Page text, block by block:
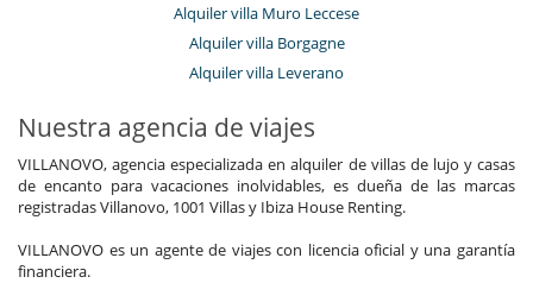
Alquiler villa Muro Leccese
Alquiler villa Borgagne
Alquiler villa Leverano
Nuestra agencia de viajes
VILLANOVO, agencia especializada en alquiler de villas de lujo y casas
de encanto para vacaciones inolvidables, es dueña de las marcas
registradas Villanovo, 1001 Villas y Ibiza House Renting.
VILLANOVO es un agente de viajes con licencia oficial y una garantía
financiera.